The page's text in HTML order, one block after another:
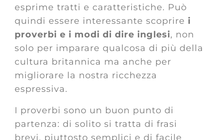
esprime tratti e caratteristiche. Può
quindi essere interessante scoprire i
proverbi e i modi di dire inglesi, non
solo per imparare qualcosa di più della
cultura britannica ma anche per
migliorare la nostra ricchezza
espressiva.
I proverbi sono un buon punto di
partenza: di solito si tratta di frasi
brevi, piuttosto semplici e di facile